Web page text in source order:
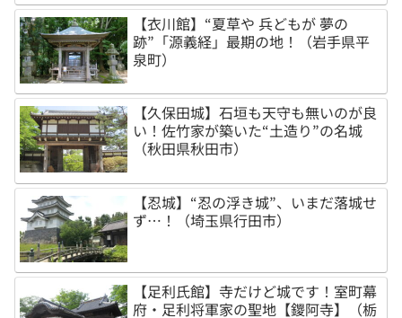
【衣川館】“夏草や 兵どもが 夢の
跡”「源義経」最期の地！（岩手県平
泉町）
【久保田城】石垣も天守も無いのが良
い！佐竹家が築いた“土造り”の名城
（秋田県秋田市）
【忍城】“忍の浮き城”、いまだ落城せ
ず…！（埼玉県行田市）
【足利氏館】寺だけど城です！室町幕
府・足利将軍家の聖地【鑁阿寺】（栃